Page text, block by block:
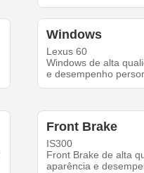
Windows
Lexus 60
Windows de alta
e desempenho
Front Brake
IS300
Front Brake de alta
aparência e